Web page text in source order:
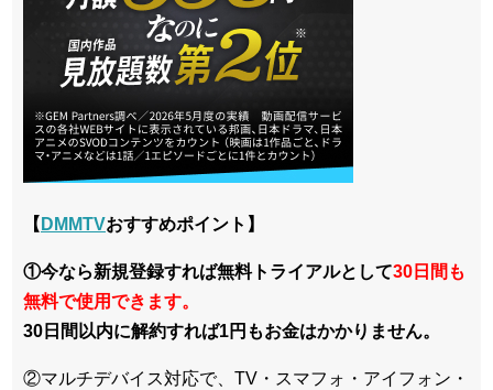
【 DMMTVおすすめポイント】
①今なら新規登録すれば無料トライアルとして30日間も
無料で使用できます。
30日間以内に解約すれば1円もお金はかかりません。
②マルチデバイス対応で、TV・スマフォ・アイフォン・